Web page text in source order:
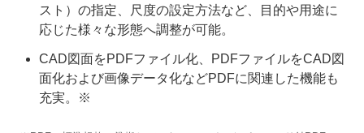
スト）の指定、尺度の設定方法など、目的や用途に
応じた様々な形態へ調整が可能。
CAD図面をPDFファイル化、PDFファイルをCAD図
面化および画像データ化などPDFに関連した機能も
充実。※